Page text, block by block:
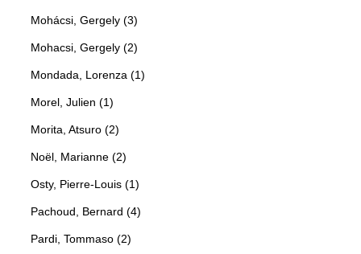
Mohácsi, Gergely (3)
Mohacsi, Gergely (2)
Mondada, Lorenza (1)
Morel, Julien (1)
Morita, Atsuro (2)
Noël, Marianne (2)
Osty, Pierre-Louis (1)
Pachoud, Bernard (4)
Pardi, Tommaso (2)